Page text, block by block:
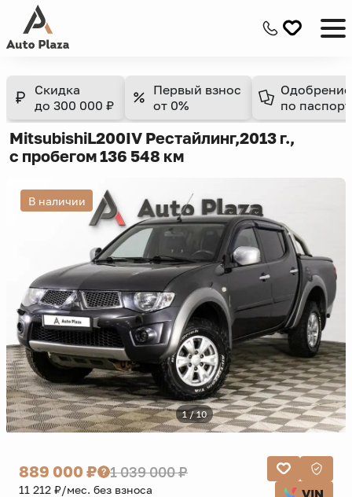
Скидка
до 300 000 ₽
Первый взнос
от 0%
Одобрение
по
MitsubishiL200IV Рестайлинг,2013 г.,
с пробегом 136 548 км
В наличии
1 / 10
889 000 ₽ 1 039 000 ₽
11 212 ₽/мес. без взноса VIN